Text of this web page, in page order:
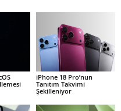
iPhone 18 Pro’nun
Tanıtım Takvimi
Şekilleniyor